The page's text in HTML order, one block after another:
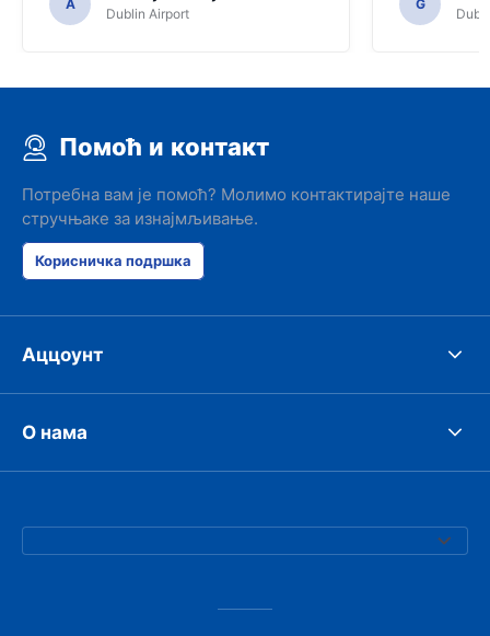
A
Dublin Airport
G
Помоћ и контакт
Потребна вам је помоћ? Молимо контактирајте наше
стручњаке за изнајмљивање.
Корисничка подршка
Аццоунт
О нама